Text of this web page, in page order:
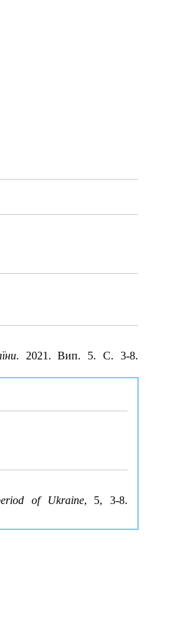
. 2021. Вип. 5. С. 3-8.
of Ukraine, 5, 3-8.